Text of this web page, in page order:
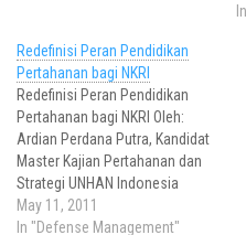
tujuan mewujudkan tujuan
nasional, yaitu untuk
melindungi segenap bangsa
dan seluruh tumpah darah
Indonesia, memajukan…
Redefinisi Peran Pendidikan
Pertahanan bagi NKRI
Redefinisi Peran Pendidikan
Pertahanan bagi NKRI Oleh:
Ardian Perdana Putra, Kandidat
Master Kajian Pertahanan dan
Strategi UNHAN Indonesia
merupakan kawasan yang
strategis, sekaligus rawan.
May 11, 2011
In "Defense Management"